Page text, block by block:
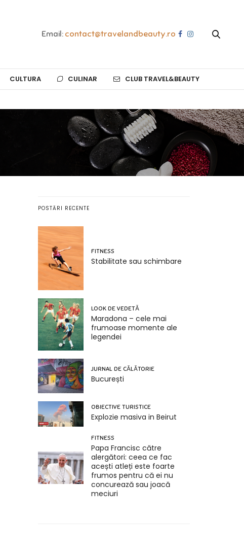
Email: contact@travelandbeauty.ro
CULTURA CULINAR CLUB TRAVEL&BEAUTY
POSTĂRI RECENTE
FITNESS
Stabilitate sau schimbare
LOOK DE VEDETĂ
Maradona – cele mai
frumoase momente ale
legendei
JURNAL DE CĂLĂTORIE
București
OBIECTIVE TURISTICE
Explozie masiva in Beirut
FITNESS
Papa Francisc către
alergători: ceea ce fac
acești atleți este foarte
frumos pentru că ei nu
concurează sau joacă
meciuri